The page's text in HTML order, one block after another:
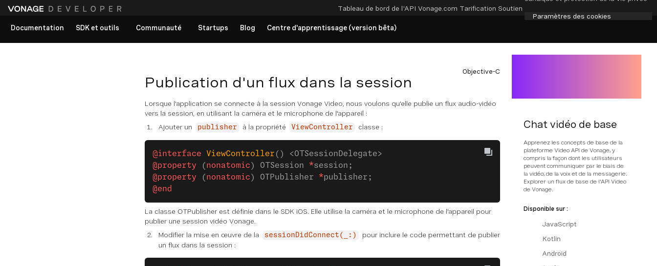
Tableau de bord de l'API Vonage.com Tarification Soutien
Paramètres des cookies
Documentation
SDK et outils Communauté Startups Blog Centre d'apprentissage (version bêta)
Objective-C
Publication d'un flux dans la session
Lorsque l'application se connecte à la session Vonage Video, nous voulons qu'elle publie un flux audio-vidéo
vers la session, en utilisant la caméra et le microphone de l'appareil :
Ajouter un
publisher à la propriété ViewController classe :
@interface ViewController () <OTSessionDelegate>
@property ( nonatomic ) OTSession *session;
@property ( nonatomic ) OTPublisher *publisher;
@end
La classe OTPublisher est définie dans le SDK iOS. Elle utilise la caméra et le microphone de l'appareil pour
publier une session vidéo Vonage.
Modifier la mise en œuvre de la
sessionDidConnect(_:)
pour inclure le code permettant de publier
un flux dans la session :
Chat vidéo de base
Apprenez les concepts de base de la
plateforme Video API de Vonage, y
compris la façon dont les utilisateurs
peuvent communiquer par le biais de
la vidéo, de la voix et de la messagerie.
Explorer un flux de base de l'API Video
de Vonage.
Disponible sur :
JavaScript
Kotlin
Android